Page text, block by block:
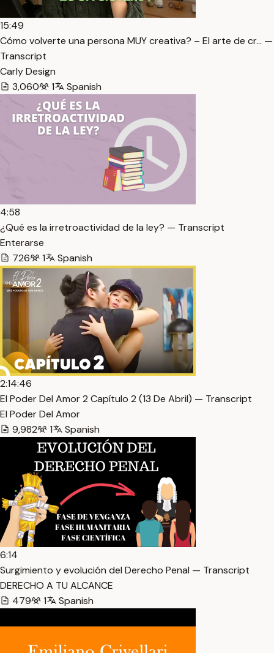
15:49
Cómo volverte una persona MUY creativa? – El arte de cr… —
Transcript
Carly Design
3,060
1 Spanish
4:58
¿Qué es la irretroactividad de la ley? — Transcript
Enterarse
726
1 Spanish
2:14:46
El Poder Del Amor 2 Capítulo 2 (13 De Abril) — Transcript
El Poder Del Amor
9,982
1 Spanish
6:14
Surgimiento y evolución del Derecho Penal — Transcript
DERECHO A TU ALCANCE
479
1 Spanish